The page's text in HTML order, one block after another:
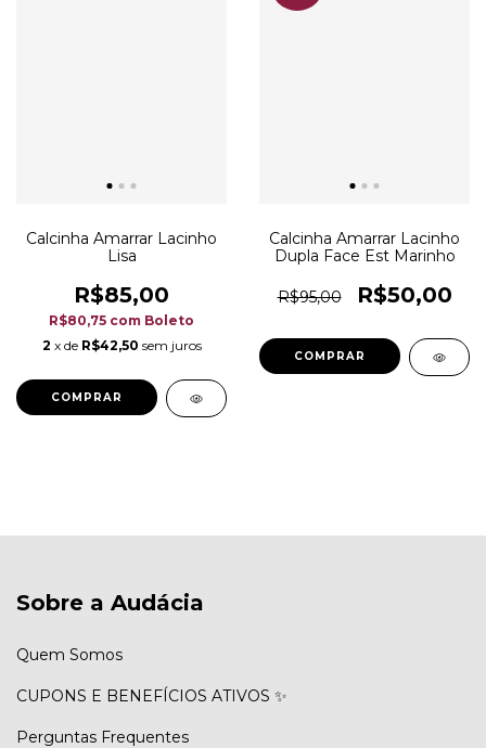
Calcinha Amarrar Lacinho
Lisa
R$85,00
R$80,75 com Boleto
2 x de R$42,50 sem juros
COMPRAR
Calcinha Amarrar Lacinho
Dupla Face Est Marinho
R$95,00 R$50,00
COMPRAR
Sobre a Audácia
Quem Somos
CUPONS E BENEFÍCIOS ATIVOS ✨
Perguntas Frequentes